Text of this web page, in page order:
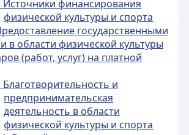
Источники финансирования
физической культуры и спорта
государственными
в области физической культуры
(работ, услуг) на платной
Благотворительность и
предпринимательская
деятельность в области
физической культуры и спорта